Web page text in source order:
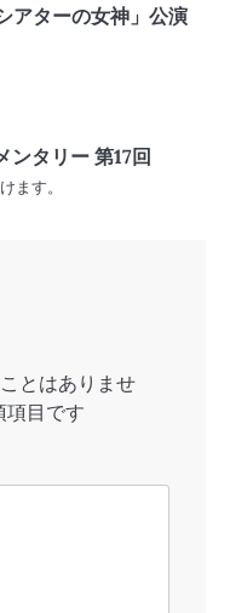
アターの女神」公演
ンタリー 第17回
ます。
とはありませ
項目です